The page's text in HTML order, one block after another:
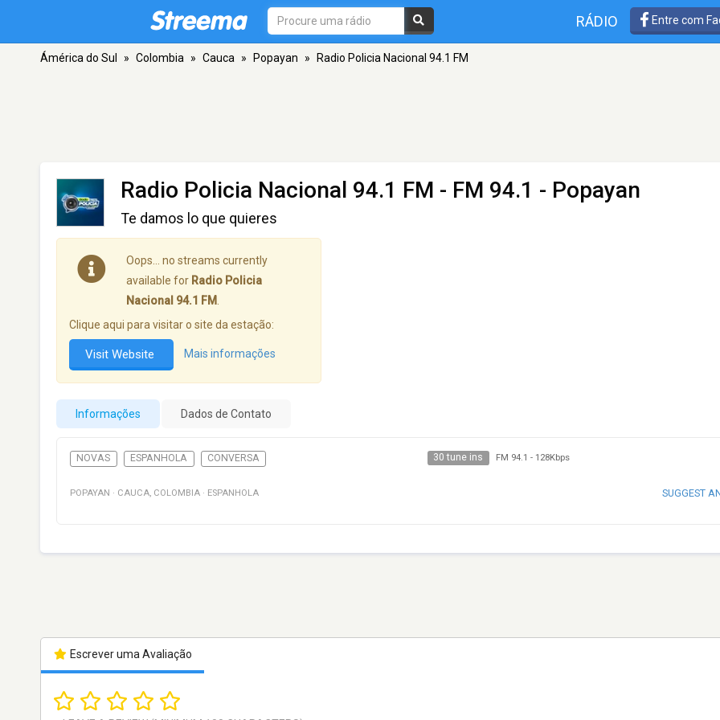
RÁDIO Entre com
Ámérica do Sul » Colombia » Cauca » Popayan » Radio Policia Nacional 94.1 FM
Radio Policia Nacional 94.1 FM - FM 94.1 - Popayan
Te damos lo que quieres
Oops… no streams currently
available for Radio Policia
Nacional 94.1 FM
Clique aqui para visitar o site da estação:
Visit Website Mais informações
Informações Dados de Contato
NOVAS ESPANHOLA CONVERSA 30 tune ins FM 94.1 - 128Kbps
POPAYAN · CAUCA, COLOMBIA · ESPANHOLA SUGGEST
Escrever uma Avaliação